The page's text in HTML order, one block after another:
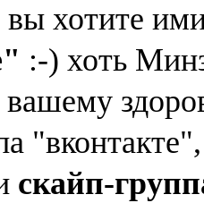
вы хотите
:-) хоть
скайп-